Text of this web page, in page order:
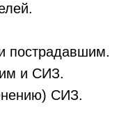
пострадавшим.
и СИЗ.
СИЗ.